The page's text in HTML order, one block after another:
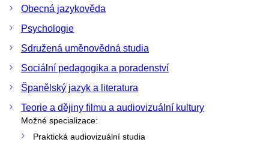
Obecná jazykověda
Psychologie
Sdružená uměnovědná studia
Sociální pedagogika a poradenství
Španělský jazyk a literatura
Teorie a dějiny filmu a audiovizuální kultury
Možné specializace:
Praktická audiovizuální studia